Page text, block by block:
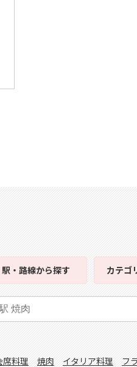
駅・路線から探す カテゴ
席料理 焼肉 イタリア料理 フ